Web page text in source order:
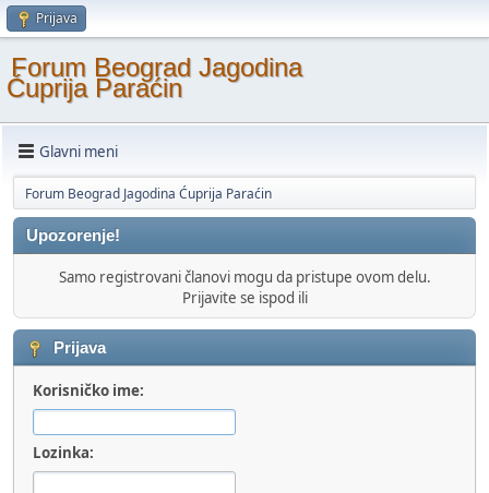
Prijava
Forum Beograd Jagodina
Ćuprija Paraćin
Glavni meni
Forum Beograd Jagodina Ćuprija Paraćin
Upozorenje!
Samo registrovani članovi mogu da pristupe ovom delu.
Prijavite se ispod ili
Prijava
Korisničko ime:
Lozinka: